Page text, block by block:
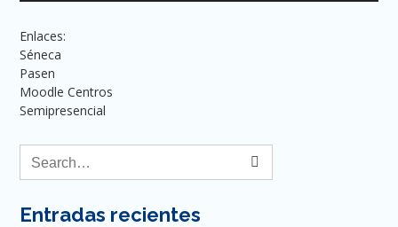
Enlaces:
Séneca
Pasen
Moodle Centros
Semipresencial
Entradas recientes